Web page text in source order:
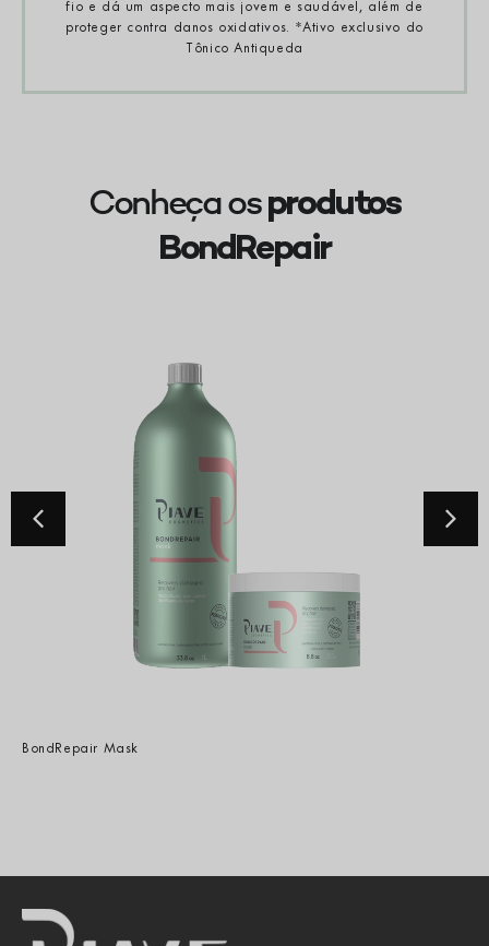
fio e dá um aspecto mais jovem e saudável, além de
proteger contra danos oxidativos. *Ativo exclusivo do
Tônico Antiqueda
Conheça osprodutos
BondRepair
BondRepair Mask